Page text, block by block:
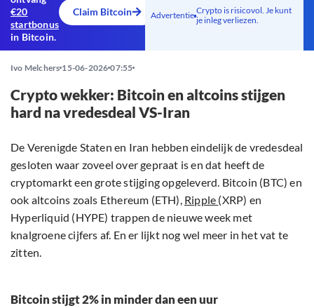
€20
startbonus
in Bitcoin.
Claim Bitcoin Advertentie Crypto is risicovol. Je kunt
je inleg verliezen.
Ivo Melchers 15-06-2026 07:55
Crypto wekker: Bitcoin en altcoins stijgen
hard na vredesdeal VS-Iran
De Verenigde Staten en Iran hebben eindelijk de vredesdeal
gesloten waar zoveel over gepraat is en dat heeft de
cryptomarkt een grote stijging opgeleverd. Bitcoin (BTC) en
ook altcoins zoals Ethereum (ETH), Ripple (XRP) en
Hyperliquid (HYPE) trappen de nieuwe week met
knalgroene cijfers af. En er lijkt nog wel meer in het vat te
zitten.
Bitcoin stijgt 2% in minder dan een uur